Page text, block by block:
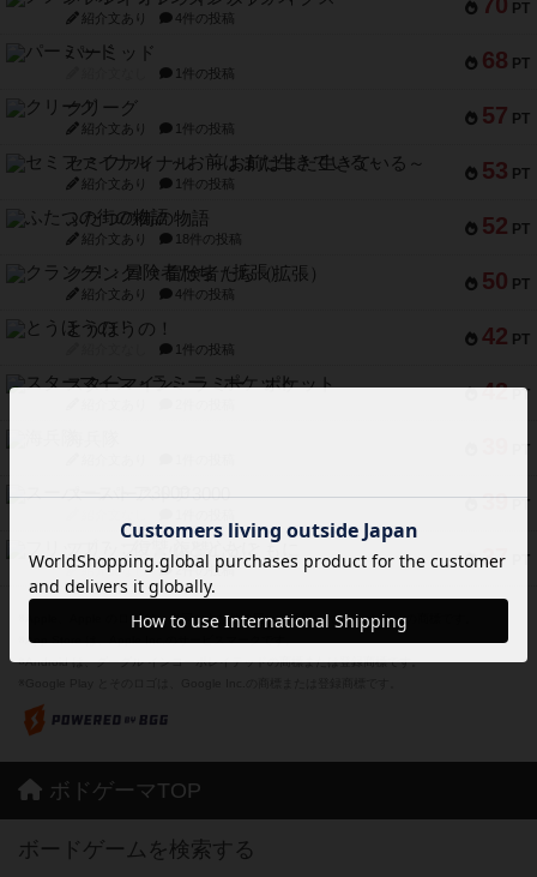
PT
紹介文あり 4件の投稿
68 PT
パーミッド
1件の投稿
57 PT
クリーグ
紹介文あり 1件の投稿
53 PT
セミファイナル ～お前はまだ生きている～
紹介文あり 1件の投稿
52 PT
ふたつの街の物語
紹介文あり 18件の投稿
50 PT
クランク! ：冒険者たち（拡張）
紹介文あり 4件の投稿
42 PT
とうほうの！
1件の投稿
42 PT
スターマイン・ラミー ポケット
PT
39 PT
スーパーストア3000
37 PT
紹介文なし 2件の投稿
※Apple、Apple のロゴ は、米国および他の国々で登録されたApple Inc.の商標です。
※App Store は、Apple Inc.のサービスマークです。
※Android は、グーグル インコーポレイテッドの商標または登録商標です。
ボドゲーマTOP
ボードゲームを検索する